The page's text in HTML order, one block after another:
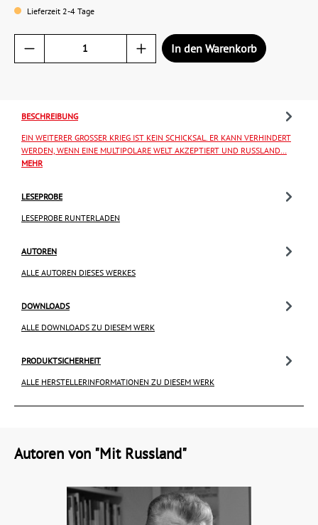
Lieferzeit 2-4 Tage
In den Warenkorb
BESCHREIBUNG
EIN WEITERER GROSSER KRIEG IST KEIN SCHICKSAL. ER KANN VERHINDERT W
ERDEN, WENN EINE MULTIPOLARE WELT AKZEPTIERT UND RUSSLAND…
MEHR
LESEPROBE
LESEPROBE RUNTERLADEN
AUTOREN
ALLE AUTOREN DIESES WERKES
DOWNLOADS
ALLE DOWNLOADS ZU DIESEM WERK
PRODUKTSICHERHEIT
ALLE HERSTELLERINFORMATIONEN ZU DIESEM WERK
Autoren von "Mit Russland"